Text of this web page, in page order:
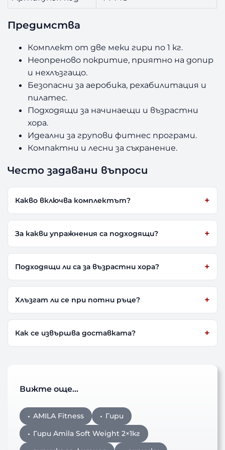
Предимства
Комплект от две меки гири по 1 кг.
Неопреново покритие, приятно на допир
и нехлъзгащо.
Безопасни за аеробика, рехабилитация и
пилатес.
Подходящи за начинаещи и възрастни
хора.
Идеални за групови фитнес програми.
Компактни и лесни за съхранение.
Често задавани въпроси
Какво включва комплектът?
За какви упражнения са подходящи?
Подходящи ли са за възрастни хора?
Хлъзгат ли се при потни ръце?
Как се извършва доставката?
Вижте още…
AMILA Fitness
Гири
Гири Amila Soft Weight 2×1кг